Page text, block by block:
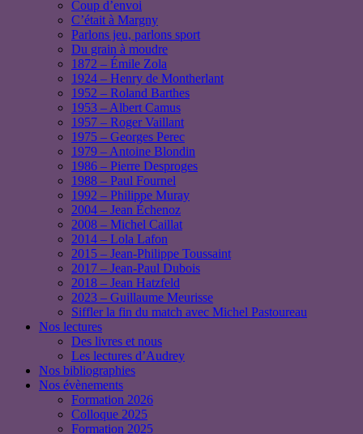
Coup d’envoi
C’était à Margny
Parlons jeu, parlons sport
Du grain à moudre
1872 – Émile Zola
1924 – Henry de Montherlant
1952 – Roland Barthes
1953 – Albert Camus
1957 – Roger Vaillant
1975 – Georges Perec
1979 – Antoine Blondin
1986 – Pierre Desproges
1988 – Paul Fournel
1992 – Philippe Muray
2004 – Jean Échenoz
2008 – Michel Caillat
2014 – Lola Lafon
2015 – Jean-Philippe Toussaint
2017 – Jean-Paul Dubois
2018 – Jean Hatzfeld
2023 – Guillaume Meurisse
Siffler la fin du match avec Michel Pastoureau
Nos lectures
Des livres et nous
Les lectures d’Audrey
Nos bibliographies
Nos évènements
Formation 2026
Colloque 2025
Formation 2025